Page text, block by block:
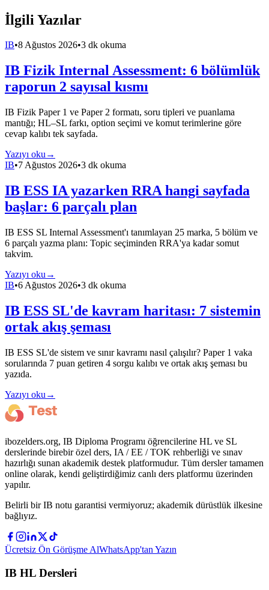
İlgili Yazılar
IB•8 Ağustos 2026•3 dk okuma
IB Fizik Internal Assessment: 6 bölümlük
raporun 2 sayısal kısmı
IB Fizik Paper 1 ve Paper 2 formatı, soru tipleri ve puanlama
mantığı; HL–SL farkı, option seçimi ve komut terimlerine göre
cevap kalıbı tek sayfada.
Yazıyı oku →
IB•7 Ağustos 2026•3 dk okuma
IB ESS IA yazarken RRA hangi sayfada
başlar: 6 parçalı plan
IB ESS SL Internal Assessment'ı tanımlayan 25 marka, 5 bölüm ve
6 parçalı yazma planı: Topic seçiminden RRA'ya kadar somut
takvim.
Yazıyı oku →
IB•6 Ağustos 2026•3 dk okuma
IB ESS SL'de kavram haritası: 7 sistemin
ortak akış şeması
IB ESS SL'de sistem ve sınır kavramı nasıl çalışılır? Paper 1 vaka
sorularında 7 puan getiren 4 sorgu kalıbı ve ortak akış şeması bu
yazıda.
Yazıyı oku →
ibozelders.org, IB Diploma Programı öğrencilerine HL ve SL
derslerinde birebir özel ders, IA / EE / TOK rehberliği ve sınav
hazırlığı sunan akademik destek platformudur. Tüm dersler tamamen
online olarak, kendi geliştirdiğimiz canlı ders platformu üzerinden
yapılır.
Belirli bir IB notu garantisi vermiyoruz; akademik dürüstlük ilkesine
bağlıyız.
Ücretsiz Ön Görüşme AlWhatsApp'tan Yazın
IB HL Dersleri